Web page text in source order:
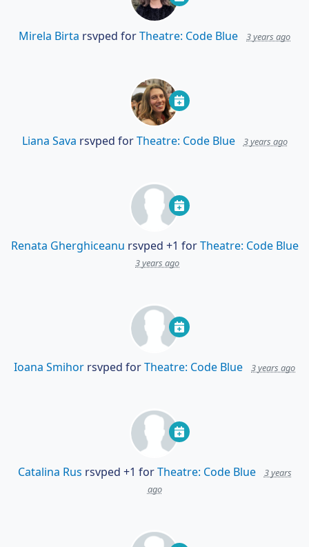
Mirela Birta rsvped forTheatre: Code Blue 3 years ago
Liana Sava rsvped forTheatre: Code Blue 3 years ago
Renata Gherghiceanu rsvped +1 forTheatre: Code Blue
3 years ago
Ioana Smihor rsvped forTheatre: Code Blue 3 years ago
Catalina Rus rsvped +1 forTheatre: Code Blue
3 years
ago